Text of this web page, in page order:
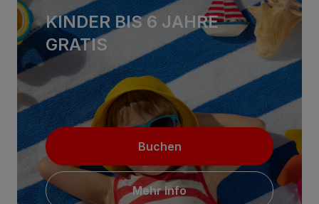
KINDER BIS 6 JAHRE
GRATIS
Buchen
Mehr Info